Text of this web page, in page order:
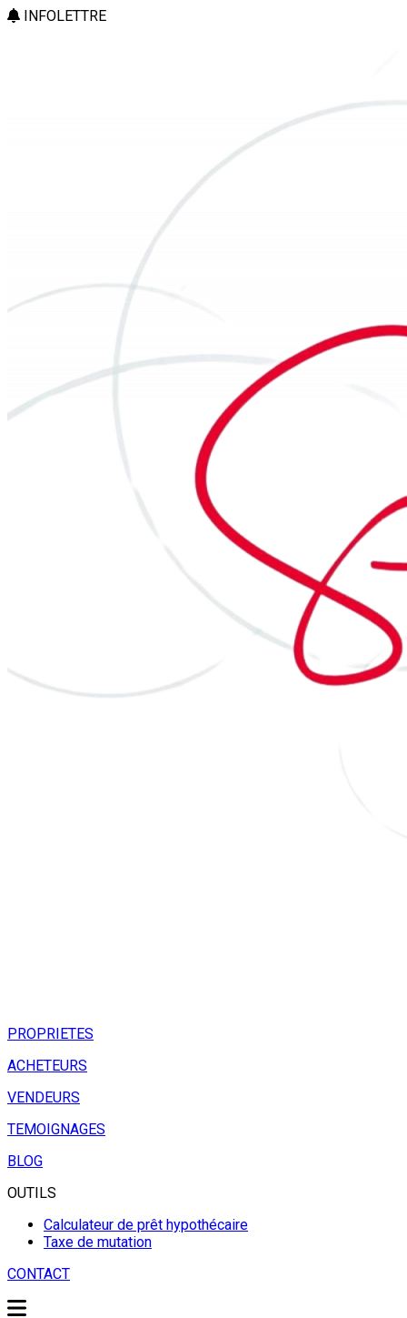
INFOLETTRE
PROPRIETES
ACHETEURS
VENDEURS
TEMOIGNAGES
BLOG
OUTILS
Calculateur de prêt hypothécaire
Taxe de mutation
CONTACT